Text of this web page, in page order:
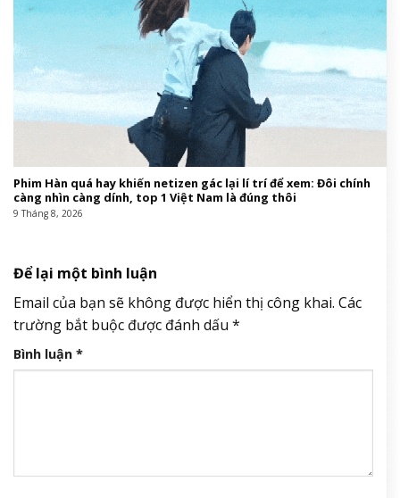
Phim Hàn quá hay khiến netizen gác lại lí trí để xem: Đôi chính
càng nhìn càng dính, top 1 Việt Nam là đúng thôi
9 Tháng 8, 2026
Để lại một bình luận
Email của bạn sẽ không được hiển thị công khai. Các
trường bắt buộc được đánh dấu *
Bình luận *